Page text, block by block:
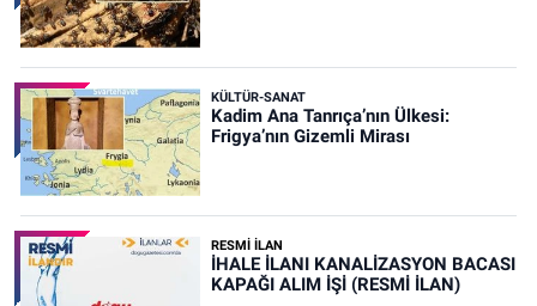
KÜLTÜR-SANAT
Kadim Ana Tanrıça’nın Ülkesi:
Frigya’nın Gizemli Mirası
RESMİ İLAN
İHALE İLANI KANALİZASYON BACASI
KAPAĞI ALIM İŞİ (RESMİ İLAN)